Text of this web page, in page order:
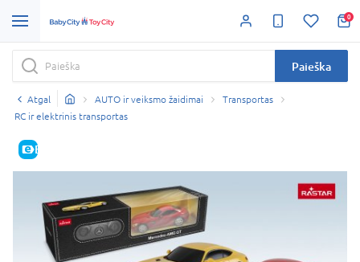
0
Paieška
Atgal AUTO ir veiksmo žaidimai
Transportas
RC ir elektrinis transportas
E-KAINA